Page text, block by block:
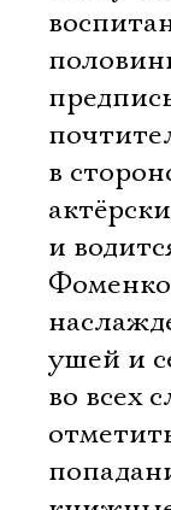
в
и
ушей и
во всех